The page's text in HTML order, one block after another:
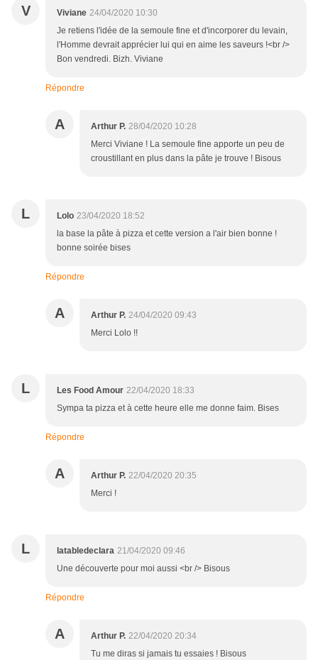
V Viviane 24/04/2020 10:30
Je retiens l'idée de la semoule fine et d'incorporer du levain,
l'Homme devrait apprécier lui qui en aime les saveurs !<br />
Bon vendredi. Bizh. Viviane
Répondre
A Arthur P. 28/04/2020 10:28
Merci Viviane ! La semoule fine apporte un peu de
croustillant en plus dans la pâte je trouve ! Bisous
L Lolo 23/04/2020 18:52
la base la pâte à pizza et cette version a l'air bien bonne !
bonne soirée bises
Répondre
A Arthur P. 24/04/2020 09:43
Merci Lolo !!
L Les Food Amour 22/04/2020 18:33
Sympa ta pizza et à cette heure elle me donne faim. Bises
Répondre
A Arthur P. 22/04/2020 20:35
Merci !
L latabledeclara 21/04/2020 09:46
Une découverte pour moi aussi <br /> Bisous
Répondre
A Arthur P. 22/04/2020 20:34
Tu me diras si jamais tu essaies ! Bisous